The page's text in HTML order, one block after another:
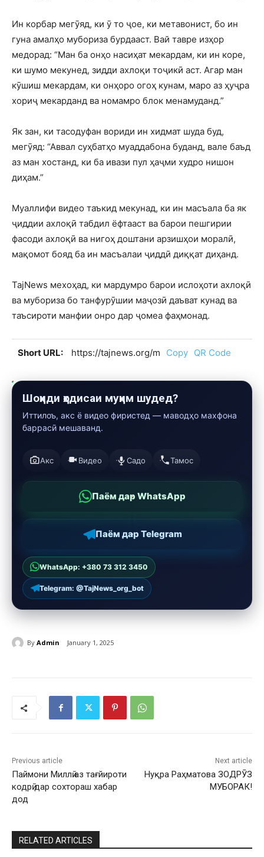
Ин корбар мегӯяд, ки ӯ то ҷое, ки метавонист, бо ин
гуна амалҳо мубориза бурдааст. Вай тавре изҳор
медорад: “Ман ба онҳо насиҳат мекардам, ки ин коре,
ки шумо мекунед, зидди ахлоқи тоҷикӣ аст. Агар ман
кӯшиш мекардам, ки онҳоро огоҳ кунам, маро аз ҳуҷра
хориҷ мекарданд ва номамро блок менамуданд.”
Як зан, ки тасодуфан вориди ин хидмат шуда буд,
мегӯяд: “Аввал суҳбатҳо муаддабона буданд, вале баъд
аз ман хостанд, ки ба ивази пул ҳаҷми худро нишон
диҳам.”
Муаллифи видео таъкид мекунад, ки ин масъала ба як
ҷиддии ахлоқӣ табдил ёфтааст ва барои пешгирии
фасоди ахлоқӣ ва нигоҳ доштани арзишҳои моралӣ,
мақомот бояд ба ин масъалаи ҷиддӣ диққат диҳанд.
TajNews мехоҳад, ки мардумро барои ислоҳоти ахлоқӣ
ва мубориза бо танфурӯшии маҷозӣ даъват кунад ва
таъсироти манфии онро дар ҷомеа фаҳмонад.
Short URL: https://tajnews.org/m Copy QR Code
Шоҳиди ҳодисаи муҳим шудед?
Иттилоъ, акс ё видео фиристед — маводҳо махфона
баррасӣ мешаванд.
Акс Видео Садо Тамос
Паём дар WhatsApp
Паём дар Telegram
WhatsApp: +380 73 312 3450
Telegram: @TajNews_org_bot
By Admin January 1, 2025
Previous article
Паймони Миллӣ аз тағйироти
кодрӣ дар сохтораш хабар
дод
Next article
Нуқра Раҳматова ЗОДРӮЗ
МУБОРАК!
RELATED ARTICLES